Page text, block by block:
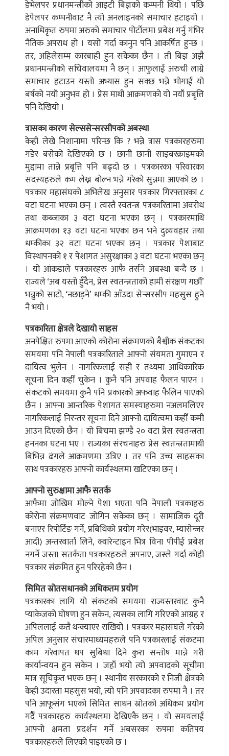
डेभेलपर प्रधानमन्त्रीको आइटी बिज्ञको कम्पनी थियो । पछि
डेपेलपर कम्पनीवाट नै त्यो अनलाइनको समाचार हटाइयो ।
अनाधिकृत रुपमा अरुको समाचार पोर्टोलमा प्रबेश गर्नु गंभिर
नैतिक अपराध हो । यसो गर्दा कानुन पनि आकर्षित हुन्छ ।
तर, अहिलेसम्म कारबाही हुन सकेका छैन । ती बिज्ञ अझै
प्रधानमन्त्रीको सचिवालयमा नै छन् । आफुलाई अरुची लाग्ने
समाचार हटाउन यस्तो अभ्यास हुन सक्छ भन्ने भोगाई यो
बर्षको नयाँ अनुभव हो । प्रेस माथी आक्रमणको यो नयाँ प्रबृत्ति
पनि देखियो ।
त्रासका कारण सेल्ससेन्सरसीपको अबस्था
केही लेखे निशानामा परिन्छ कि ? भन्ने त्रास पत्रकारहरुमा
गडेर बसेको देखिएको छ । छानी छानी साइबरक्राइमको
मुद्दामा तान्ने प्रबृत्ति पनि बढ्दो छ । पत्रकारका परिवारका
सदस्यहरुले कम लेख्न बोल्न भन्ने गरेको सुन्नमा आएको छ ।
पत्रकार महासंघको अभिलेख अनुसार पत्रकार गिरफ्तारका ८
वटा घटना भएका छन् । त्यस्तै स्वतन्त्र पत्रकारितामा अवरोध
तथा कब्जाका ३ वटा घटना भएका छन् । पत्रकारमाथि
आक्रमणका १३ वटा घटना भएका छन भने दुव्र्यवहार तथा
धम्कीका ३२ वटा घटना भएका छन् । पत्रकार पेशाबाट
विस्थापनको १ र पेशागत असुरक्षाका ३ वटा घटना भएका छन्
। यो आंकडाले पत्रकारहरु आफै तर्सने अबस्था बन्दै छ ।
राज्यले ‘अब यस्तो हुँदैन, प्रेस स्वतन्त्रताको हामी संरक्षण गर्छौ’
भन्नुको साटो, ‘नछाड्ने’ धम्की आँउदा सेन्सरसीप महसुस हुने
नै भयो ।
पत्रकारिता क्षेत्रले देखायो साहस
अनपेक्षित रुपमा आएको कोरोना संक्रमणको बैश्वीक संकटका
समयमा पनि नेपाली पत्रकारिताले आफ्नो संयमता गुमाएन र
दायित्व भुलेन । नागरिकलाई सही र तथ्यमा आधिकारिक
सूचना दिन कहीँ चुकेन । कुनै पनि अपवाह फैलन पाएन ।
संकटको समयमा कुनै पनि प्रकारको अफवाह फैलिन पाएको
छैन । आफ्ना आन्तरिक पेशागत समस्याहरुमा नअलमलिएर
नागरिकलाई निरन्तर सूचना दिने आफ्नो दायित्वमा कहीँ कमी
आउन दिएको छैन । यो बिचमा झण्डै २० वटा प्रेस स्वतन्त्रता
हननका घटना भए । राज्यका संरचनाहरु प्रेस स्वतन्त्रतामाथी
बिभिन्न ढंगले आक्रमणमा उत्रिए । तर पनि उच्च साहसका
साथ पत्रकारहरु आफ्नो कार्यस्थलमा खटिएका छन् ।
आफ्नो सुरुक्षामा आफै सतर्क
आफैमा जोखिम मोल्ने पेशा भएता पनि नेपाली पत्रकाहरु
कोरोना संक्रमणवाट जोगिन सकेका छन् । सामाजिक दूरी
बनाएर रिपोर्टिङ गर्ने, प्रबिधिको प्रयोग गरेर(भाइवर, म्यासेन्जर
आदी) अन्तरवार्ता लिने, क्वारेन्टाइन भित्र विना पीपीई प्रबेश
नगर्ने जस्ता सतर्कता पत्रकारहरुले अपनाए, जस्ले गर्दा कोही
पत्रकार संक्रमित हुन परिरहेको छैन ।
सिमित स्रोतसधानको अधिकतम प्रयोग
पत्रकारका लागि यो संकटको समयमा राज्यस्तरवाट कुनै
प्याकेजको घोषणा हुन सकेन, त्यसका लागि गरिएको आग्रह र
अपिललाई कतै थन्क्याएर राखियो । पत्रकार महासंघले गरेको
अपिल अनुसार संचारमाध्यमहरुले पनि पत्रकारलाई संकटमा
काम गरेवापत थप सुबिधा दिने कुरा सन्तोष मान्ने गरी
कार्यान्वयन हुन सकेन । जहाँ भयो त्यो अपवादको सूचीमा
मात्र सूचिकृत भएक छन् । स्थानीय सरकारको र निजी क्षेत्रको
केही उदारता महसुस भयो, त्यो पनि अपवादका रुपमा नै । तर
पनि आफूसंग भएको सिमित साधन स्रोतको अधिकम प्रयोग
गर्दैै पत्रकारहरु कार्यस्थलमा देखिएकै छन् । यो समयलाई
आफ्नो क्षमता प्रदर्शन गर्ने अबसरका रुपमा कतिपय
पत्रकारहरुले लिएको पाइएको छ ।